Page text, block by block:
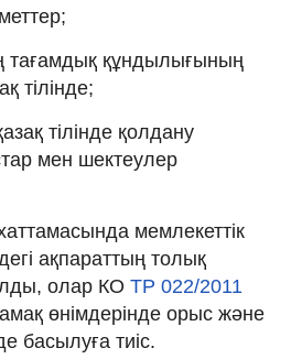
тағамдық құндылығының
тілінде;
тілінде қолдану
мен шектеулер
мемлекеттік
ақпараттың толық
олар КО ТР 022/2011
өнімдерінде орыс және
басылуға тиіс.